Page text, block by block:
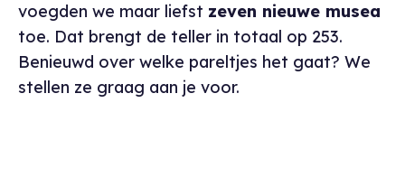
voegden we maar liefst zeven nieuwe musea
toe. Dat brengt de teller in totaal op 253.
Benieuwd over welke pareltjes het gaat? We
stellen ze graag aan je voor.